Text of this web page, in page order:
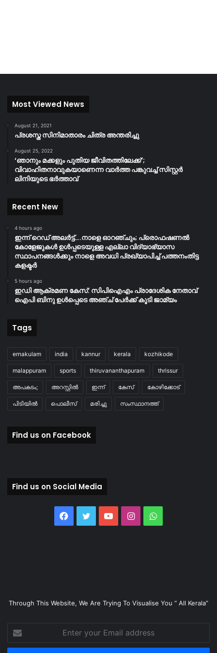
Most Viewed News
August 21, 2021
പ്രശസ്ത സിനിമാതാരം ചിത്ര അന്തരിച്ചു
August 25, 2022
‘ഞാനും മക്കളും പുതിയ ജീവിതത്തിലേക്ക്’;
വിവാഹിതനാവുകയാണെന്ന വാർത്ത പങ്കുവച്ച് സിസ്റ്റർ
ലിനിയുടെ ഭർത്താവ്
Recent New
4 hours ago
ഇന്ന് റെഡ് അലർട്ട്….നാളെ ഓറഞ്ചും; പ്രൊഫഷണൽ
കോളേജുകൾ ഉൾപ്പടെയുള്ള എല്ലാ വിദ്യാഭ്യാസ
സ്ഥാപനങ്ങൾക്കും നാളെ അവധി പ്രഖ്യാപിച്ച് പത്തനംതിട്ട
കളക്ടർ
5 hours ago
ഇഡി ആക്രമണ കേസ്: സിപിഐഎം പ്രാദേശിക നേതാവ്
ഐപി ബിനു ഉൾപ്പെടെ അഞ്ച് പേർക്ക് കൂടി ജാമ്യം
Tags
ernakulam india kannur kerala kozhikode
malappuram sports thiruvananthapuram thrissur
അപകടം; അറസ്റ്റിൽ ഇന്ന് കേസ് കോഴിക്കോട്
പിടിയിൽ പൊലീസ് മരിച്ചു സംസ്ഥാനത്ത്
Find us on Facebook
Find us on Social Media
Facebook
TwitterYouTubeInstagramWhatsApp
Through This Website, We Are Trying To Visualise You “ All Kerala”
your
Email